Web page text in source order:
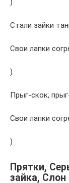
)
Стали зайки
Свои лапки
)
Прыг-скок,
Свои лапки
)
Прятки,
зайка, Слон